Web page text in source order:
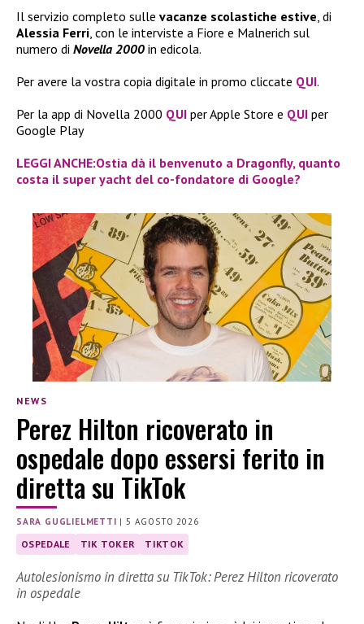
Il servizio completo sulle vacanze scolastiche estive , di
Alessia Ferri , con le interviste a Fiore e Malnerich sul
numero di Novella 2000 in edicola.
Per avere la vostra copia digitale in promo cliccate QUI.
Per la app di Novella 2000 QUI per Apple Store e QUI per
Google Play
LEGGI ANCHE:Ostia dà il benvenuto a Dragonfly, quanto
costa il super yacht del co-fondatore di Google?
NEWS
Perez Hilton ricoverato in
ospedale dopo essersi ferito in
diretta su TikTok
SARA GUGLIELMETTI |5 AGOSTO 2026
OSPEDALE TIK TOKER TIKTOK
Autolesionismo in diretta su TikTok: Perez Hilton ricoverato
in ospedale